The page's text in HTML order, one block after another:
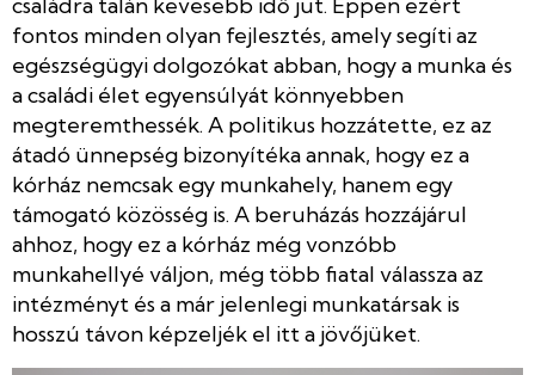
fontos minden olyan fejlesztés, amely segíti az
egészségügyi dolgozókat abban, hogy a munka és
a családi élet egyensúlyát könnyebben
megteremthessék. A politikus hozzátette, ez az
átadó ünnepség bizonyítéka annak, hogy ez a
kórház nemcsak egy munkahely, hanem egy
támogató közösség is. A beruházás hozzájárul
ahhoz, hogy ez a kórház még vonzóbb
munkahellyé váljon, még több fiatal válassza az
intézményt és a már jelenlegi munkatársak is
hosszú távon képzeljék el itt a jövőjüket.